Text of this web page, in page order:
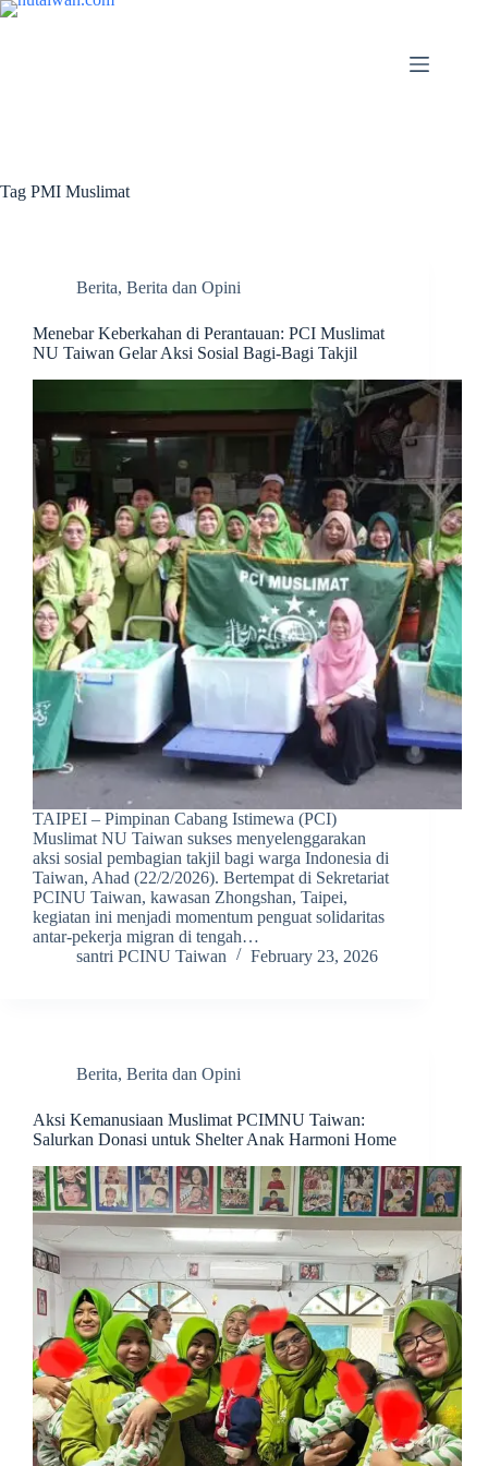
Tag PMI Muslimat
Berita, Berita dan Opini
Menebar Keberkahan di Perantauan: PCI Muslimat
NU Taiwan Gelar Aksi Sosial Bagi-Bagi Takjil
TAIPEI – Pimpinan Cabang Istimewa (PCI)
Muslimat NU Taiwan sukses menyelenggarakan
aksi sosial pembagian takjil bagi warga Indonesia di
Taiwan, Ahad (22/2/2026). Bertempat di Sekretariat
PCINU Taiwan, kawasan Zhongshan, Taipei,
kegiatan ini menjadi momentum penguat solidaritas
antar-pekerja migran di tengah…
santri PCINU Taiwan
February 23, 2026
Berita, Berita dan Opini
Aksi Kemanusiaan Muslimat PCIMNU Taiwan:
Salurkan Donasi untuk Shelter Anak Harmoni Home